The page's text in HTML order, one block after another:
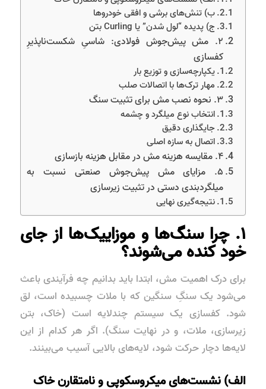
ب) تنش‌های برشی و افقی خودروها
ج) پدیده “لول شدن” یا Curling بتن
۲. مش پیش‌جوش فولادی: شاسیِ شکست‌ناپذیرِ
کفسازی
یکپارچه‌سازی و توزیع بار
مهار ترک‌ها با اتصالات صلب
۳. نحوه نصب مش برای تثبیت سنگ
انتخاب نوع میلگرد و چشمه
جایگذاری دقیق
اتصال به سازه اصلی
۴. مقایسه هزینه مش در مقابل هزینه بازسازی
۵. مزایای مش پیش‌جوش صنعتی نسبت به
میلگردبندی دستی در تثبیت زیرسازی
نتیجه‌گیری نهایی
۱. چرا سنگ‌ها و موزاییک‌ها از جای
خود کنده می‌شوند؟
برای درک اهمیت مش، ابتدا باید بدانیم چه فرآیندی باعث
می‌شود یک سنگِ سنگین که با ملات چسبیده است، لق
شود. کفسازی یک سیستم چندلایه است (خاک، بتن
زیرسازی، ملات، و در نهایت سنگ). اگر هر کدام از این
لایه‌ها دچار حرکت شود، لایه‌های بالایی آسیب می‌بینند.
الف) نشست‌های میکروسکوپی و نامتقارن خاک